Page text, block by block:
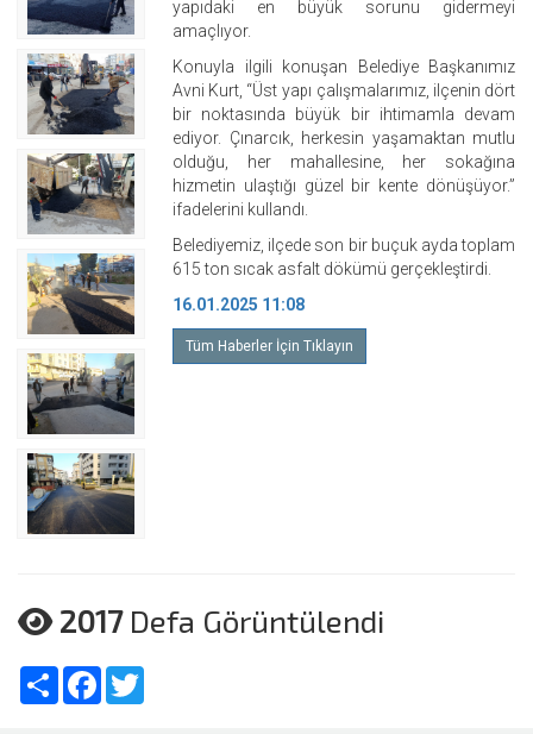
yapıdaki en büyük sorunu gidermeyi
amaçlıyor.
Konuyla ilgili konuşan Belediye Başkanımız
Avni Kurt, “Üst yapı çalışmalarımız, ilçenin dört
bir noktasında büyük bir ihtimamla devam
ediyor. Çınarcık, herkesin yaşamaktan mutlu
olduğu, her mahallesine, her sokağına
hizmetin ulaştığı güzel bir kente dönüşüyor.”
ifadelerini kullandı.
Belediyemiz, ilçede son bir buçuk ayda toplam
615 ton sıcak asfalt dökümü gerçekleştirdi.
16.01.2025 11:08
Tüm Haberler İçin Tıklayın
2017 Defa Görüntülendi
Share Facebook